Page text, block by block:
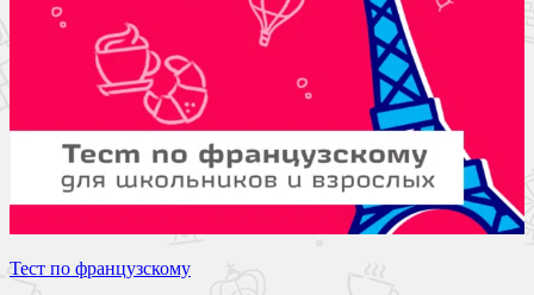
Тест по французскому